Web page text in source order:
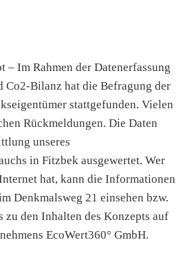
– Im Rahmen der Datenerfassung
Co2-Bilanz hat die Befragung der
stattgefunden. Vielen
Rückmeldungen. Die Daten
unseres
in Fitzbek ausgewertet. Wer
hat, kann die Informationen
Denkmalsweg 21 einsehen bzw.
zu den Inhalten des Konzepts auf
EcoWert360° GmbH.